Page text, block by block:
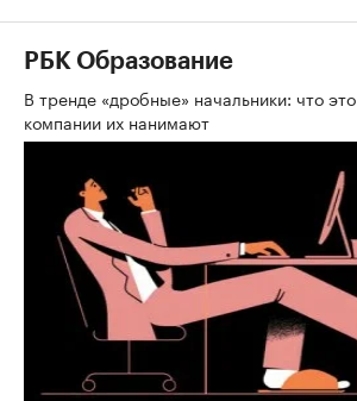
РБК Образование
В тренде «дробные» начальники: что
компании их нанимают